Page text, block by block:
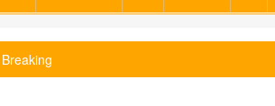
Breaking